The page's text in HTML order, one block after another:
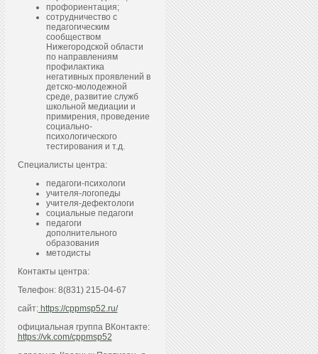
профориентация;
сотрудничество с
педагогическим
сообществом
Нижегородской области
по направлениям
профилактика
негативных проявлений в
детско-молодежной
среде, развитие служб
школьной медиации и
примирения, проведение
социально-
психологического
тестирования и т.д.
Специалисты центра:
педагоги-психологи
учителя-логопеды
учителя-дефектологи
социальные педагоги
педагоги
дополнительного
образования
методисты
Контакты центра:
Телефон: 8(831) 215-04-67
сайт: https://cppmsp52.ru/
официальная группа ВКонтакте:
https://vk.com/cppmsp52